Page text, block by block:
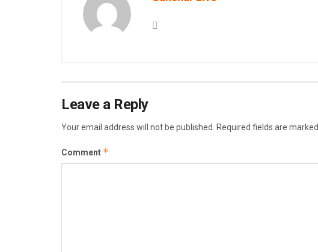
Leave a Reply
Your email address will not be published. Required fields are marked
Comment *